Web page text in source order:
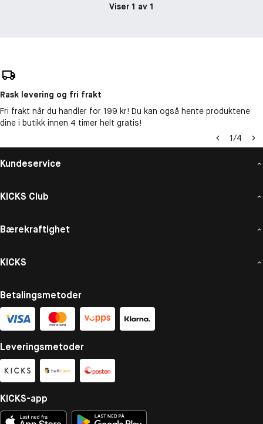
Viser 1 av 1
Rask levering og fri frakt
Fri frakt når du handler for 199 kr! Du kan også hente produktene
dine i butikk innen 4 timer helt gratis!
1/4
Kundeservice
KICKS Club
Bærekraftighet
KICKS
Betalingsmetoder
Leveringsmetoder
KICKS-app